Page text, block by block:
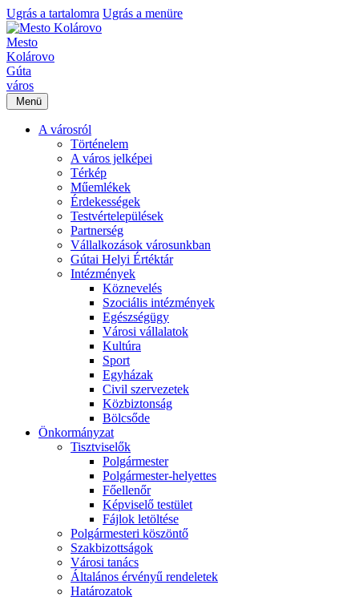
Ugrás a tartalomra Ugrás a menüre
Mesto
Kolárovo
Gúta
város
Menü
A városról
Történelem
A város jelképei
Térkép
Műemlékek
Érdekességek
Testvértelepülések
Partnerség
Vállalkozások városunkban
Gútai Helyi Értéktár
Intézmények
Köznevelés
Szociális intézmények
Egészségügy
Városi vállalatok
Kultúra
Sport
Egyházak
Civil szervezetek
Közbiztonság
Bölcsőde
Önkormányzat
Tisztviselők
Polgármester
Polgármester-helyettes
Főellenőr
Képviselő testület
Fájlok letöltése
Polgármesteri köszöntő
Szakbizottságok
Városi tanács
Általános érvényű rendeletek
Határozatok